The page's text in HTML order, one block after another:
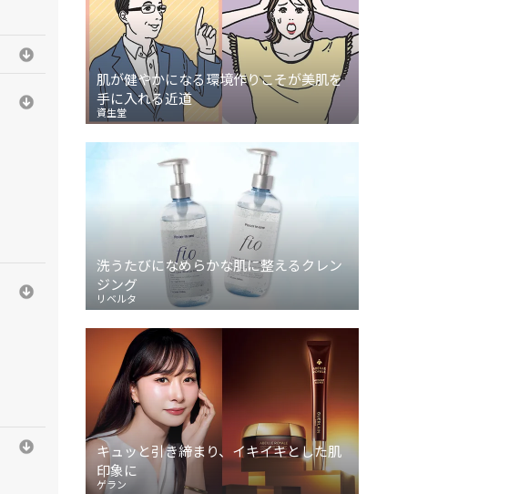
肌が健やかになる環境作りこそが美肌を
手に入れる近道
資生堂
洗うたびになめらかな肌に整えるクレン
ジング
リベルタ
キュッと引き締まり、イキイキとした肌
印象に
ゲラン